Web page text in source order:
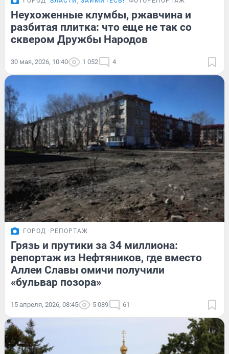
Неухоженные клумбы, ржавчина и
разбитая плитка: что еще не так со
сквером Дружбы Народов
30 мая, 2026, 10:40 1 052 4
ГОРОД РЕПОРТАЖ
Грязь и прутики за 34 миллиона:
репортаж из Нефтяников, где вместо
Аллеи Славы омичи получили
«бульвар позора»
15 апреля, 2026, 08:45 5 089 61